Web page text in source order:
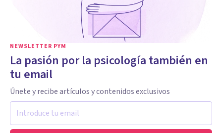
NEWSLETTER PYM
La pasión por la psicología también en
tu email
Únete y recibe artículos y contenidos exclusivos